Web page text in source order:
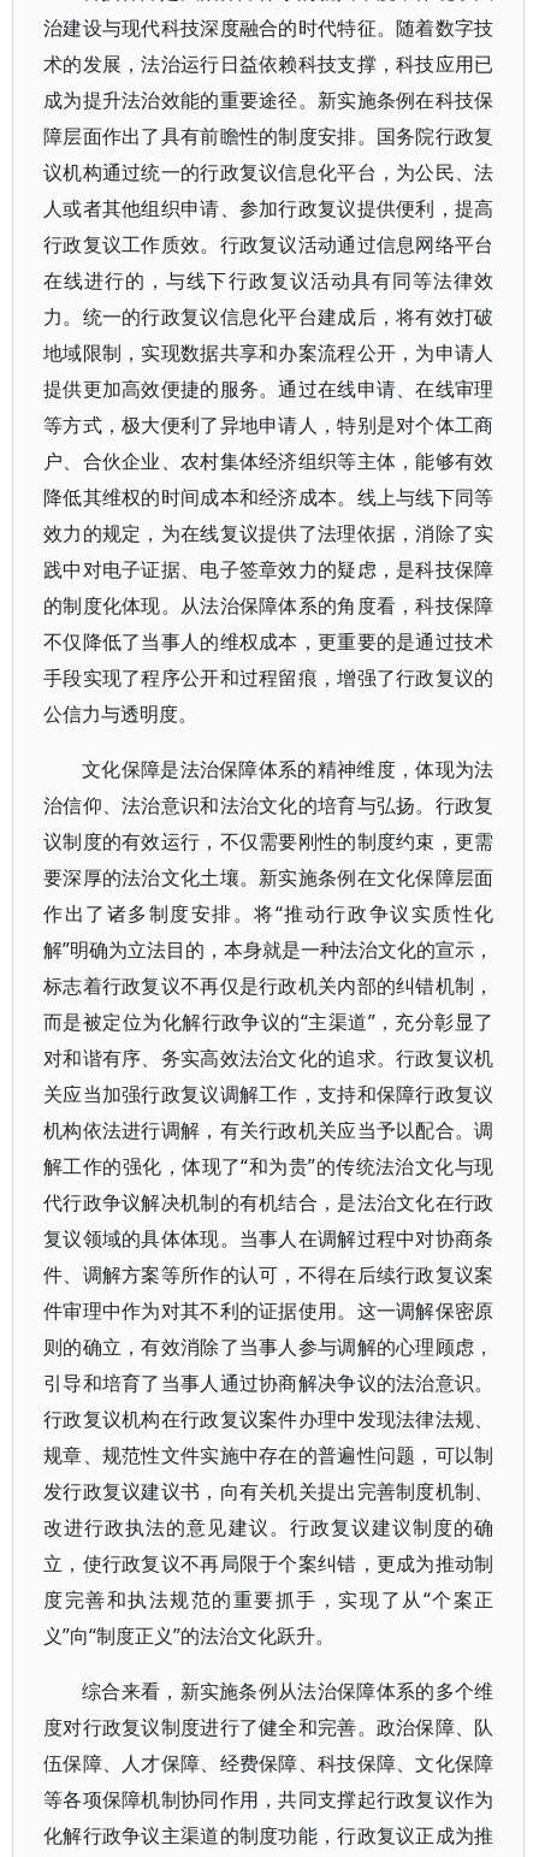
治建设与现代科技深度融合的时代特征。随着数字技
术的发展，法治运行日益依赖科技支撑，科技应用已
成为提升法治效能的重要途径。新实施条例在科技保
障层面作出了具有前瞻性的制度安排。国务院行政复
议机构通过统一的行政复议信息化平台，为公民、法
人或者其他组织申请、参加行政复议提供便利，提高
行政复议工作质效。行政复议活动通过信息网络平台
在线进行的，与线下行政复议活动具有同等法律效
力。统一的行政复议信息化平台建成后，将有效打破
地域限制，实现数据共享和办案流程公开，为申请人
提供更加高效便捷的服务。通过在线申请、在线审理
等方式，极大便利了异地申请人，特别是对个体工商
户、合伙企业、农村集体经济组织等主体，能够有效
降低其维权的时间成本和经济成本。线上与线下同等
效力的规定，为在线复议提供了法理依据，消除了实
践中对电子证据、电子签章效力的疑虑，是科技保障
的制度化体现。从法治保障体系的角度看，科技保障
不仅降低了当事人的维权成本，更重要的是通过技术
手段实现了程序公开和过程留痕，增强了行政复议的
公信力与透明度。
文化保障是法治保障体系的精神维度，体现为法
治信仰、法治意识和法治文化的培育与弘扬。行政复
议制度的有效运行，不仅需要刚性的制度约束，更需
要深厚的法治文化土壤。新实施条例在文化保障层面
作出了诸多制度安排。将“推动行政争议实质性化
解”明确为立法目的，本身就是一种法治文化的宣示，
标志着行政复议不再仅是行政机关内部的纠错机制，
而是被定位为化解行政争议的“主渠道”，充分彰显了
对和谐有序、务实高效法治文化的追求。行政复议机
关应当加强行政复议调解工作，支持和保障行政复议
机构依法进行调解，有关行政机关应当予以配合。调
解工作的强化，体现了“和为贵”的传统法治文化与现
代行政争议解决机制的有机结合，是法治文化在行政
复议领域的具体体现。当事人在调解过程中对协商条
件、调解方案等所作的认可，不得在后续行政复议案
件审理中作为对其不利的证据使用。这一调解保密原
则的确立，有效消除了当事人参与调解的心理顾虑，
引导和培育了当事人通过协商解决争议的法治意识。
行政复议机构在行政复议案件办理中发现法律法规、
规章、规范性文件实施中存在的普遍性问题，可以制
发行政复议建议书，向有关机关提出完善制度机制、
改进行政执法的意见建议。行政复议建议制度的确
立，使行政复议不再局限于个案纠错，更成为推动制
度完善和执法规范的重要抓手，实现了从“个案正
义”向“制度正义”的法治文化跃升。
综合来看，新实施条例从法治保障体系的多个维
度对行政复议制度进行了健全和完善。政治保障、队
伍保障、人才保障、经费保障、科技保障、文化保障
等各项保障机制协同作用，共同支撑起行政复议作为
化解行政争议主渠道的制度功能，行政复议正成为推